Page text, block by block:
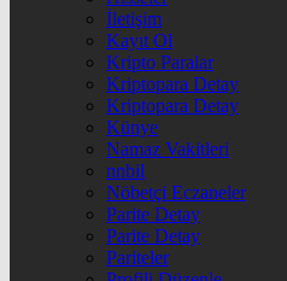
İletişim
Kayıt Ol
Kripto Paralar
Kriptopara Detay
Kriptopara Detay
Künye
Namaz Vakitleri
nnbil
Nöbetçi Eczaneler
Parite Detay
Parite Detay
Pariteler